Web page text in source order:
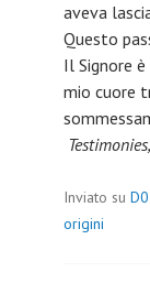
aveva
Questo
Il Signore
mio cuore
Testimonies,
Inviato su
origini